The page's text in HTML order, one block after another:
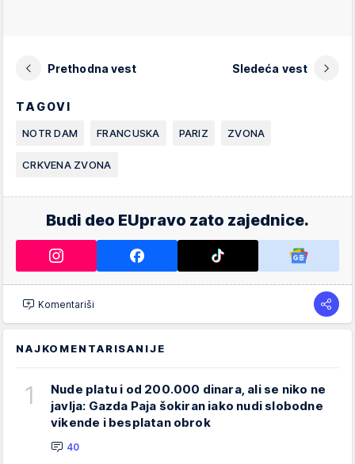
Prethodna vest Sledeća vest
TAGOVI
NOTR DAM FRANCUSKA PARIZ ZVONA
CRKVENA ZVONA
Budi deo EUpravo zato zajednice.
Komentariši
NAJKOMENTARISANIJE
1
Nude platu i od 200.000 dinara, ali se niko ne
javlja: Gazda Paja šokiran iako nudi slobodne
vikende i besplatan obrok
40